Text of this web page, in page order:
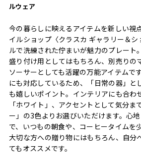
ルウェア
今の暮らしに映えるアイテムを新しい視
イルショップ〈クラスカ ギャラリー＆
ルで洗練された佇まいが魅力のプレート
盛り付け用としてはもちろん、別売りの
ソーサーとしても活躍の万能アイテムで
にも対応しているため、「日常の器」と
も嬉しいポイント。インテリアにも合わ
「ホワイト」、アクセントとして気分ま
ー」の3色よりお選びいただけます。心
で、いつもの朝食や、コーヒータイムを
大切な方への贈り物にはもちろん、自分
てもオススメです。